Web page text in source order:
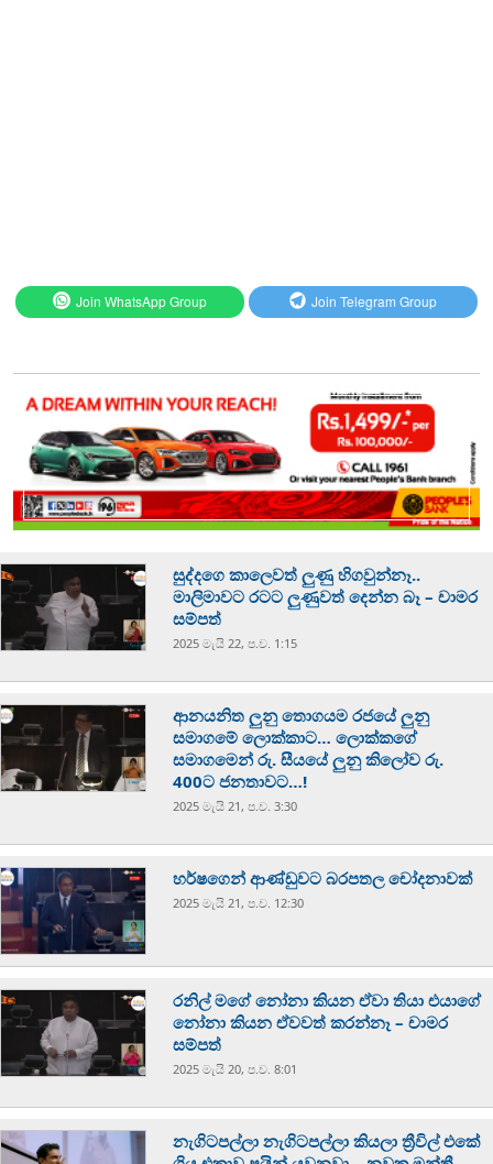
Join WhatsApp Group Join Telegram Group
සුද්දගෙ කාලෙවත් ලුණු හිගවුන්නෑ..
මාලිමාවට රටට ලුණුවත් දෙන්න බෑ – චාමර
සම්පත්
2025 මැයි 22, ප.ව. 1:15
ආනයනිත ලුනු තොගයම රජයේ ලුනු
සමාගමේ ලොක්කාට… ලොක්කගේ
සමාගමෙන් රු. සීයයේ ලුනු කිලෝව රු.
400ට ජනතාවට…!
2025 මැයි 21, ප.ව. 3:30
හර්ෂගෙන් ආණ්ඩුවට බරපතල චෝදනාවක්
2025 මැයි 21, ප.ව. 12:30
රනිල් මගේ නෝනා කියන ඒවා තියා එයාගේ
නෝනා කියන ඒවවත් කරන්නෑ – චාමර
සම්පත්
2025 මැයි 20, ප.ව. 8:01
නැගිටපල්ලා නැගිටපල්ලා කියලා ත්‍රීවිල් එකේ